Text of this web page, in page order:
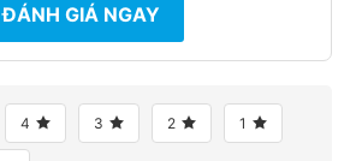
ĐÁNH GIÁ NGAY
4 3 2 1